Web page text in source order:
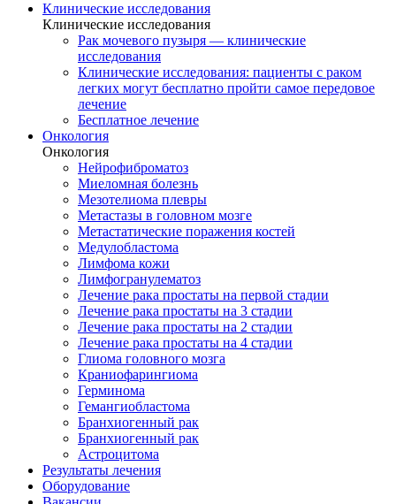
Клинические исследования
Клинические исследования
Рак мочевого пузыря — клинические
исследования
Клинические исследования: пациенты с раком
легких могут бесплатно пройти самое передовое
лечение
Бесплатное лечение
Онкология
Онкология
Нейрофиброматоз
Миеломная болезнь
Мезотелиома плевры
Метастазы в головном мозге
Метастатические поражения костей
Медулобластома
Лимфома кожи
Лимфогранулематоз
Лечение рака простаты на первой стадии
Лечение рака простаты на 3 стадии
Лечение рака простаты на 2 стадии
Лечение рака простаты на 4 стадии
Глиома головного мозга
Краниофарингиома
Герминома
Гемангиобластома
Бранхиогенный рак
Бранхиогенный рак
Астроцитома
Результаты лечения
Оборудование